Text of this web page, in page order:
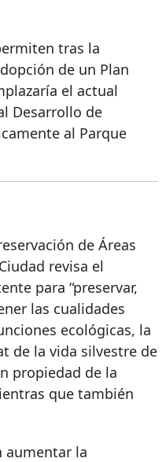
tras la
de un Plan
el actual
Desarrollo de
al Parque
de Áreas
revisa el
para “preservar,
las cualidades
ecológicas, la
de la vida silvestre de
propiedad de la
que también
aumentar la